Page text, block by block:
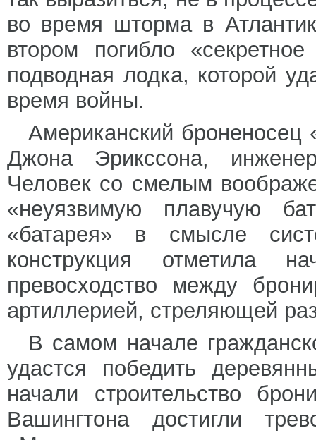
во время шторма в
втором погибло
подводная лодка, которой
время войны.
Американский броненосец
Джона Эрикссона,
Человек со смелым
«неуязвимую плавучую
«батарея» в смысле
конструкция отметила
превосходство между
артиллерией, стреляющей
В самом начале
удастся победить
начали строительство
Вашингтона достигли